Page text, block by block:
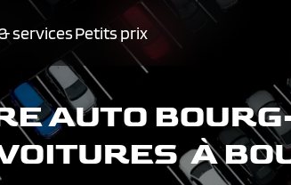
servicesPetits prix
AUTO
À